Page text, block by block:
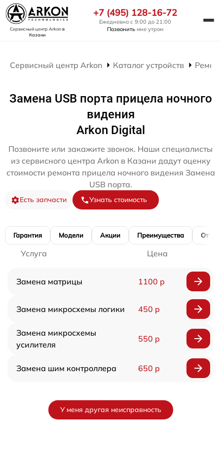
Сервисный центр Arkonв
Казани
+7 (495) 128-16-72
Ежедневно с 9:00 до 21:00
Позвонить мне утром
Сервисный центр Arkon Каталог устройств
Замена USB порта прицела ночного
видения
Arkon Digital
Позвоните или закажите звонок. Наши специалисты
из сервисного центра Arkon в Казани дадут оценку
стоимости ремонта прицела ночного видения Замена
USB порта.
Есть запчасти Узнать стоимость
Гарантия Модели Акции Преимущества
Услуга Цена
Замена матрицы 1100 р
Замена микросхемы логики 450 р
Замена микросхемы
усилителя
550 р
Замена шим контроллера 650 р
У меня другая неисправность